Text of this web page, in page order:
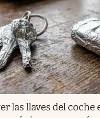
las llaves del coche